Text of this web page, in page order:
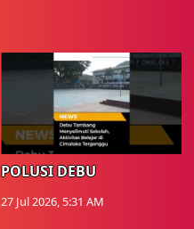
POLUSI DEBU
27 Jul 2026, 5:31 AM